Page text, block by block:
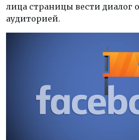
лица страницы вести диалог
аудиторией.